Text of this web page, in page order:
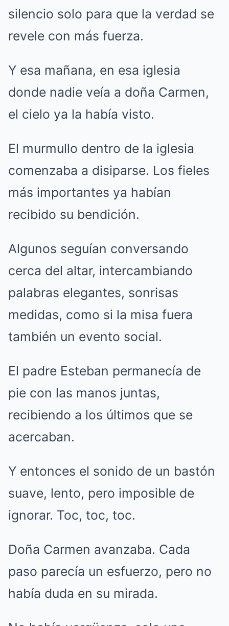
silencio solo para que la verdad se
revele con más fuerza.
Y esa mañana, en esa iglesia
donde nadie veía a doña Carmen,
el cielo ya la había visto.
El murmullo dentro de la iglesia
comenzaba a disiparse. Los fieles
más importantes ya habían
recibido su bendición.
Algunos seguían conversando
cerca del altar, intercambiando
palabras elegantes, sonrisas
medidas, como si la misa fuera
también un evento social.
El padre Esteban permanecía de
pie con las manos juntas,
recibiendo a los últimos que se
acercaban.
Y entonces el sonido de un bastón
suave, lento, pero imposible de
ignorar. Toc, toc, toc.
Doña Carmen avanzaba. Cada
paso parecía un esfuerzo, pero no
había duda en su mirada.